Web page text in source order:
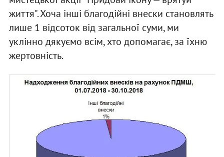
життя". Хоча інші благодійні внески становлять
лише 1 відсоток від загальної суми, ми
уклінно дякуємо всім, хто допомагає, за їхню
жертовність.